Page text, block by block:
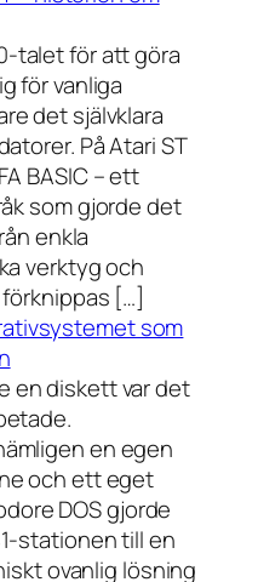
talet för att göra
för vanliga
det självklara
På Atari ST
BASIC – ett
som gjorde det
enkla
verktyg och
[…]
som
en diskett var det
en egen
och ett eget
DOS gjorde
stationen till en
ovanlig lösning